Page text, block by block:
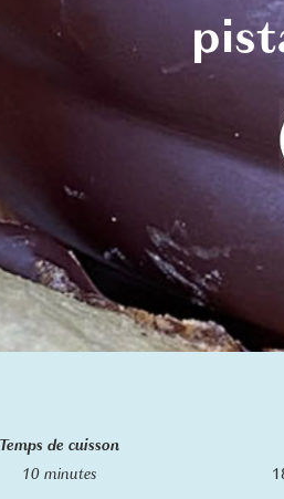
Temps de cuisson
10 minutes